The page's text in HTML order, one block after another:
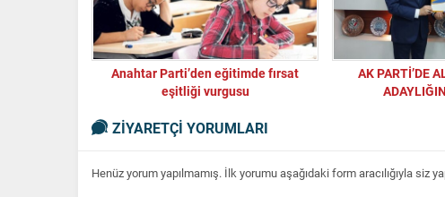
Anahtar Parti’den eğitimde fırsat
eşitliği vurgusu
AK PARTİ’DE
ZİYARETÇİ YORUMLARI
Henüz yorum yapılmamış. İlk yorumu aşağıdaki form aracılığıyla siz